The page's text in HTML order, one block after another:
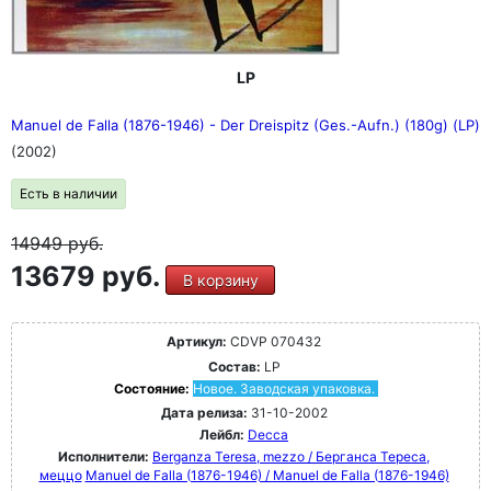
LP
Manuel de Falla (1876-1946) - Der Dreispitz (Ges.-Aufn.) (180g) (LP)
(2002)
Есть в наличии
14949руб.
13679 руб. В корзину
Артикул: CDVP 070432
Состав: LP
Состояние: Новое. Заводская упаковка.
Дата релиза: 31-10-2002
Лейбл: Decca
Исполнители: Berganza Teresa, mezzo / Берганса Тереса,
меццо Manuel de Falla (1876-1946) / Manuel de Falla (1876-1946)